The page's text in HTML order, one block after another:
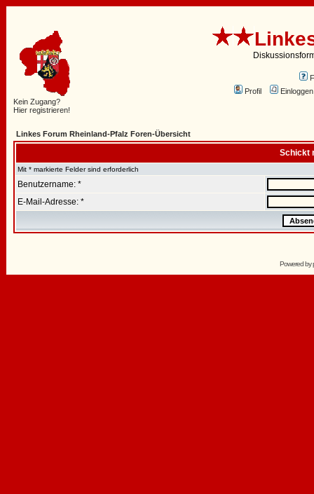
Kein Zugang?
Hier registrieren!
Profil
Linkes Forum Rheinland-Pfalz Foren-Übersicht
Schickt
Mit * markierte Felder sind erforderlich
Benutzername: *
E-Mail-Adresse: *
Powered by